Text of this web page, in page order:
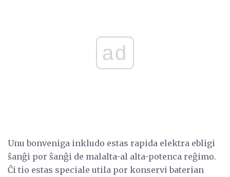
ad
Unu bonveniga inkludo estas rapida elektra ebligi
ŝanĝi por ŝanĝi de malalta-al alta-potenca reĝimo.
Ĉi tio estas speciale utila por konservi baterian